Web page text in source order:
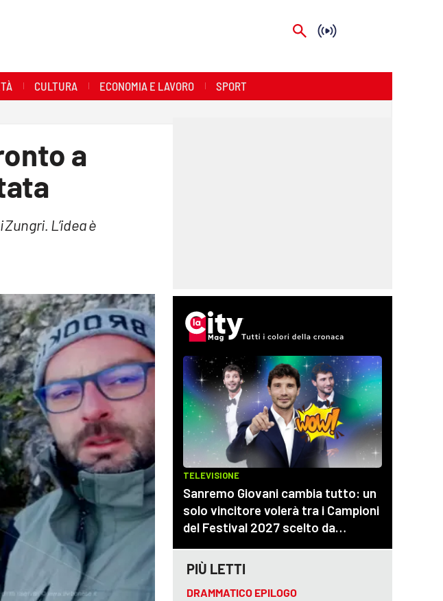
CULTURA ECONOMIA E LAVORO SPORT
a
L’idea è
PIÙ LETTI
DRAMMATICO EPILOGO